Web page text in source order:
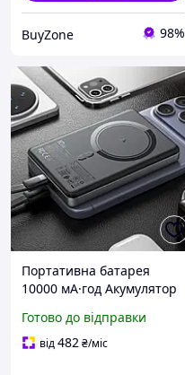
BuyZone 98%
Портативна батарея
10000 мА·год Акумулятор
Ultra-thin magnetic
wireless Умб powerbank
Готово до відправки
від482₴/міс